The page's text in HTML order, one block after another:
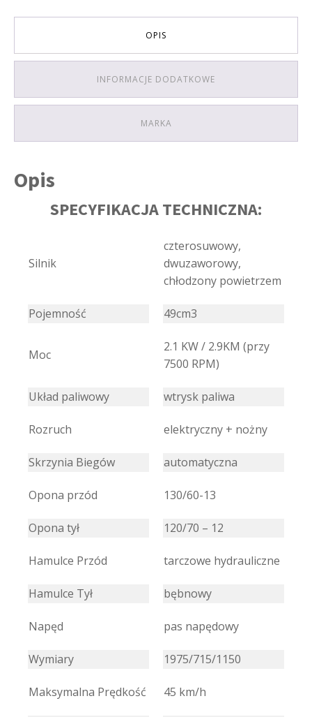
OPIS
INFORMACJE DODATKOWE
MARKA
Opis
SPECYFIKACJA TECHNICZNA:
Silnik
czterosuwowy,
dwuzaworowy,
chłodzony powietrzem
Pojemność 49cm3
Moc
2.1 KW / 2.9KM (przy
7500 RPM)
Układ paliwowy wtrysk paliwa
Rozruch elektryczny + nożny
Skrzynia Biegów automatyczna
Opona przód 130/60-13
Opona tył 120/70 – 12
Hamulce Przód tarczowe hydrauliczne
Hamulce Tył bębnowy
Napęd pas napędowy
Wymiary 1975/715/1150
Maksymalna Prędkość 45 km/h